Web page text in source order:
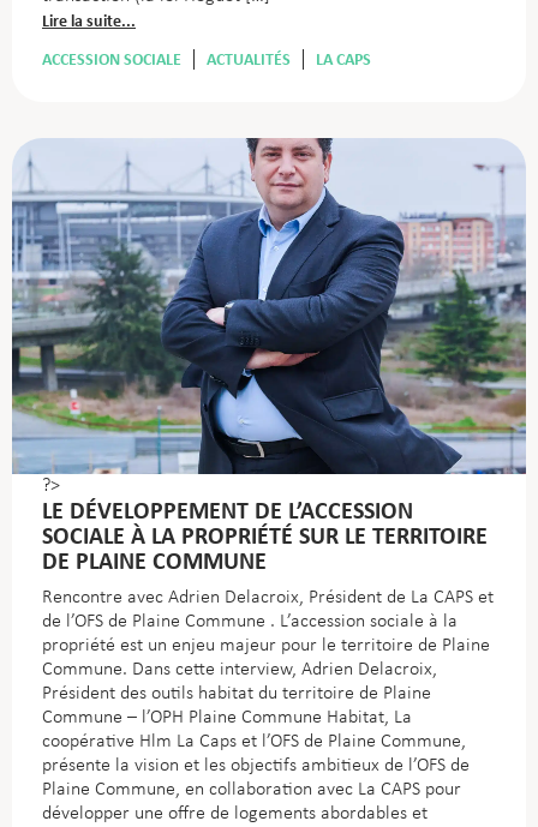
Lire la suite...
ACCESSION SOCIALE
ACTUALITÉS LA CAPS
?>
LE DÉVELOPPEMENT DE L’ACCESSION
SOCIALE À LA PROPRIÉTÉ SUR LE TERRITOIRE
DE PLAINE COMMUNE
Rencontre avec Adrien Delacroix, Président de La CAPS et
de l’OFS de Plaine Commune . L’accession sociale à la
propriété est un enjeu majeur pour le territoire de Plaine
Commune. Dans cette interview, Adrien Delacroix,
Président des outils habitat du territoire de Plaine
Commune – l’OPH Plaine Commune Habitat, La
coopérative Hlm La Caps et l’OFS de Plaine Commune,
présente la vision et les objectifs ambitieux de l’OFS de
Plaine Commune, en collaboration avec La CAPS pour
développer une offre de logements abordables et